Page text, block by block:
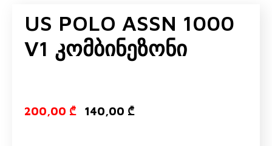
US POLO ASSN 1000
V1 Კომბინეზონი
200,00 ₾ Original
140,00 ₾Current